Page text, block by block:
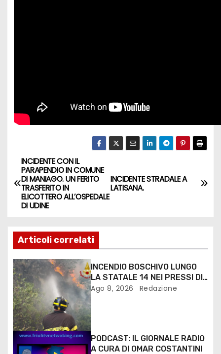
INCIDENTE STRADALE A
LATISANA.
INCIDENTE CON IL
PARAPENDIO IN COMUNE
DI MANIAGO. UN FERITO
TRASFERITO IN
ELICOTTERO ALL’OSPEDALE
DI UDINE
Articoli correlati
INCENDIO BOSCHIVO LUNGO
LA STATALE 14 NEI PRESSI DI
MONFALCONE
Ago 8, 2026 Redazione
PODCAST: IL GIORNALE RADIO
A CURA DI OMAR COSTANTINI